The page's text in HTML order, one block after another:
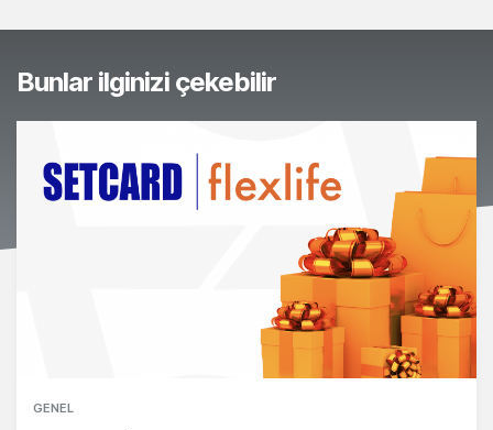
Bunlar ilginizi çekebilir
GENEL